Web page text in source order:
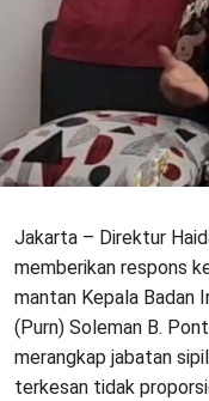
Jakarta – Direktur
memberikan respons
mantan Kepala Badan
(Purn) Soleman B.
merangkap jabatan
terkesan tidak